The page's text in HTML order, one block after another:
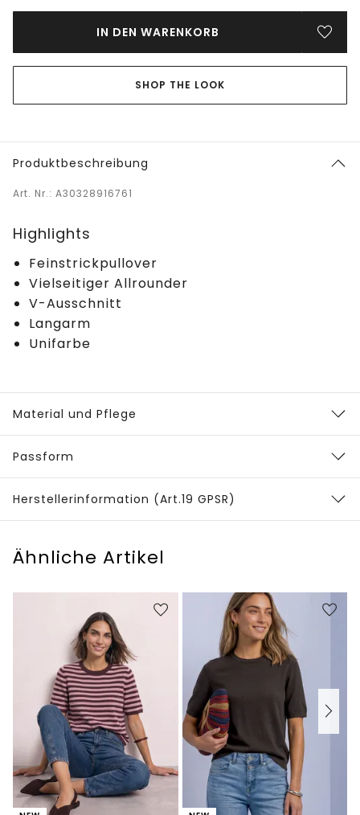
IN DEN WARENKORB
SHOP THE LOOK
Produktbeschreibung
Art. Nr.: A30328916761
Highlights
Feinstrickpullover
Vielseitiger Allrounder
V-Ausschnitt
Langarm
Unifarbe
Material und Pflege
Passform
Herstellerinformation (Art.19 GPSR)
Ähnliche Artikel